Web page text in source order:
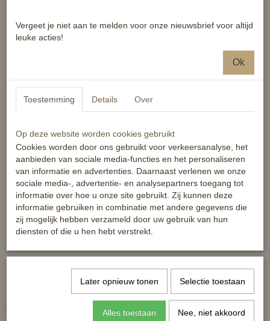
Matcht super bij de bitjes halsketting van deze Horka-lijn
Ook interessant
€ 14,95 € 17,99
Vergeet je niet aan te melden voor onze nieuwsbrief voor altijd
leuke acties!
Ok
Toestemming Details Over
Op deze website worden cookies gebruikt
Cookies worden door ons gebruikt voor verkeersanalyse, het
aanbieden van sociale media-functies en het personaliseren
van informatie en advertenties. Daarnaast verlenen we onze
sociale media-, advertentie- en analysepartners toegang tot
informatie over hoe u onze site gebruikt. Zij kunnen deze
informatie gebruiken in combinatie met andere gegevens die
zij mogelijk hebben verzameld door uw gebruik van hun
diensten of die u hen hebt verstrekt.
Later opnieuw tonen Selectie toestaan
Alles toestaan Nee, niet akkoord